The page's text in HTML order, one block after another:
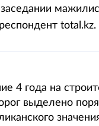
total.kz.
4 года на
выделено